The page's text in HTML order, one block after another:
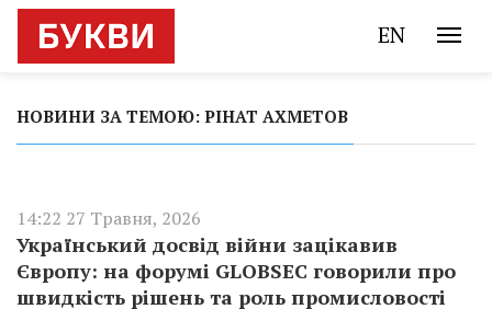
EN
НОВИНИ ЗА ТЕМОЮ: РІНАТ АХМЕТОВ
14:22 27 Травня, 2026
Український досвід війни зацікавив
Європу: на форумі GLOBSEC говорили про
швидкість рішень та роль промисловості